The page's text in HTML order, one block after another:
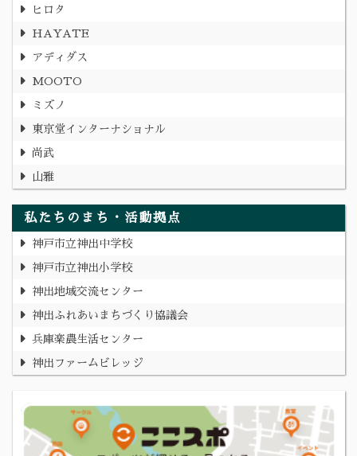
ヒロタ
HAYATE
アディダス
MOOTO
ミズノ
東京堂インターナショナル
尚武
山雅
私たちのまち・活動拠点
神戸市立神出中学校
神戸市立神出小学校
神出地域交流センター
神出ふれあいまちづくり協議会
兵庫楽農生活センター
神出ファームビレッジ